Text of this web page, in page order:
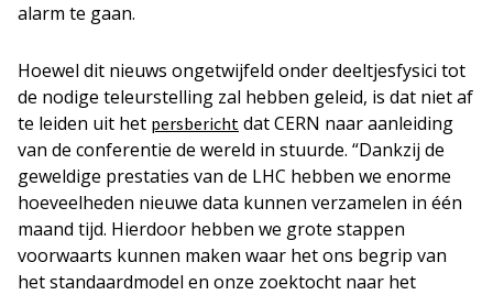
alarm te gaan.
Hoewel dit nieuws ongetwijfeld onder deeltjesfysici tot
de nodige teleurstelling zal hebben geleid, is dat niet af
te leiden uit het persbericht dat CERN naar aanleiding
van de conferentie de wereld in stuurde. “Dankzij de
geweldige prestaties van de LHC hebben we enorme
hoeveelheden nieuwe data kunnen verzamelen in één
maand tijd. Hierdoor hebben we grote stappen
voorwaarts kunnen maken waar het ons begrip van
het standaardmodel en onze zoektocht naar het